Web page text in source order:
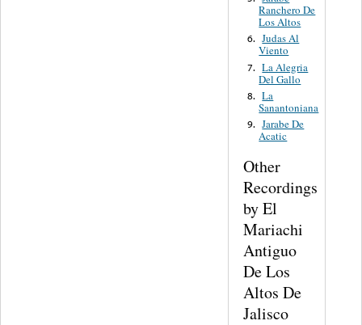
Ranchero De
Los Altos
6. Judas Al
Viento
7. La Alegria
Del Gallo
8. La
Sanantoniana
9. Jarabe De
Acatic
Other
Recordings
by El
Mariachi
Antiguo
De Los
Altos De
Jalisco